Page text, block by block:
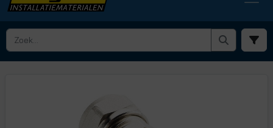
HOME › KNELKOPPELINGEN › RECHTE KOPPELINGEN VOOR MEERLAGENBUIS › TI AC0416N